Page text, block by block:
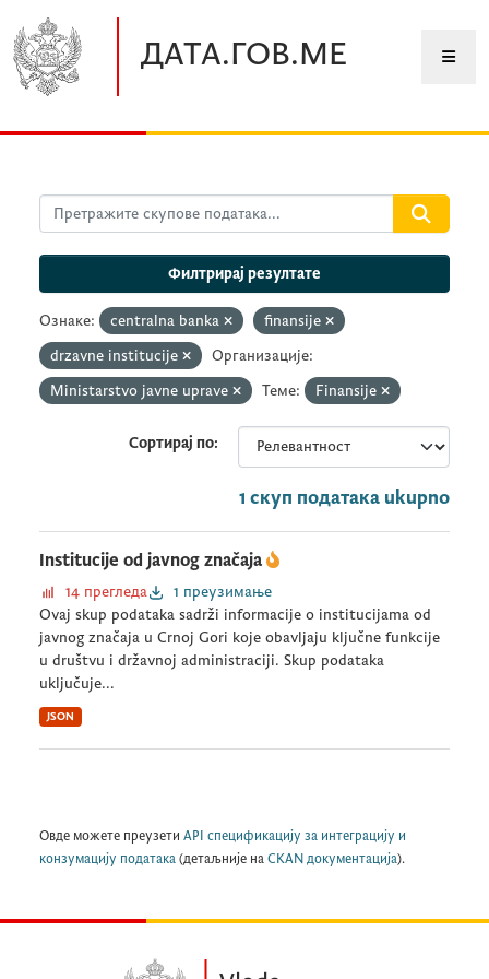
ДАТА.ГОВ.МЕ
Филтрирај резултате
Ознаке: centralna banka
finansije
drzavne institucije
Организације:
Ministarstvo javne uprave
Теме: Finansije
Сортирај по
1 скуп података ukupno
Institucije od javnog značaja
14 прегледа
1 преузимање
Ovaj skup podataka sadrži informacije o institucijama od
javnog značaja u Crnoj Gori koje obavljaju ključne funkcije
u društvu i državnoj administraciji. Skup podataka
uključuje...
JSON
Овде можете преузети API спецификацију за интеграцију и
конзумацију података (детаљније на CKAN документација).